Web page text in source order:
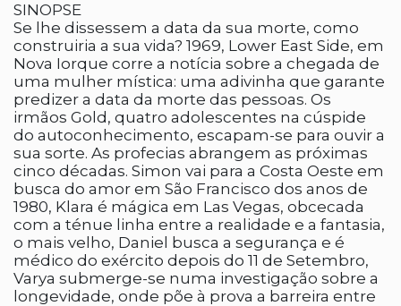
SINOPSE
Se lhe dissessem a data da sua morte, como
construiria a sua vida? 1969, Lower East Side, em
Nova Iorque corre a notícia sobre a chegada de
uma mulher mística: uma adivinha que garante
predizer a data da morte das pessoas. Os
irmãos Gold, quatro adolescentes na cúspide
do autoconhecimento, escapam-se para ouvir a
sua sorte. As profecias abrangem as próximas
cinco décadas. Simon vai para a Costa Oeste em
busca do amor em São Francisco dos anos de
1980, Klara é mágica em Las Vegas, obcecada
com a ténue linha entre a realidade e a fantasia,
o mais velho, Daniel busca a segurança e é
médico do exército depois do 11 de Setembro,
Varya submerge-se numa investigação sobre a
longevidade, onde põe à prova a barreira entre